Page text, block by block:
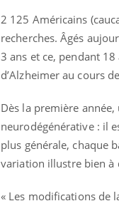
2 125 Américains
recherches. Âgés
3 ans et ce, pendant
d’Alzheimer au cours
Dès la première
neurodégénérative : il
plus générale, chaque
variation illustre bien à
« Les modifications de